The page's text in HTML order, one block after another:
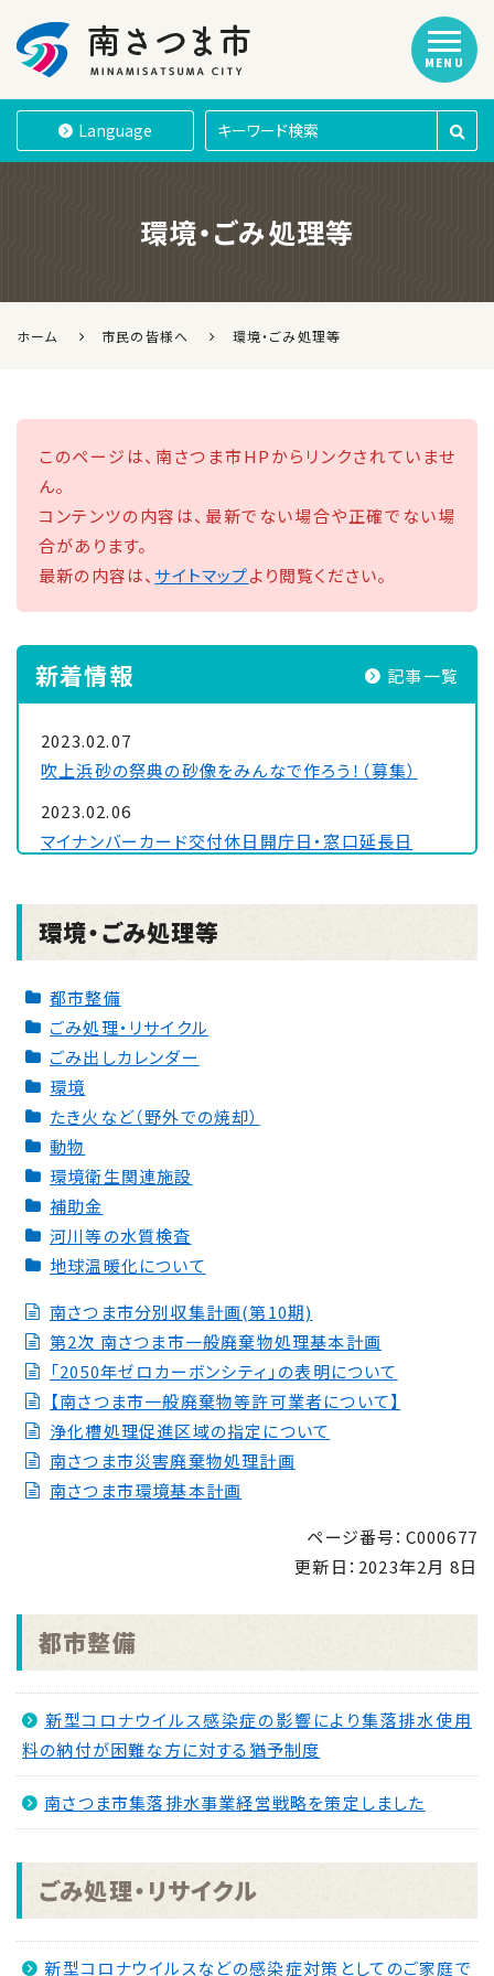
南さつま市
Language
MENU
環境・ごみ処理等
ホーム 市民の皆様へ 環境・ごみ処理等
このページは、南さつま市HPからリンクされていませ
ん。
コンテンツの内容は、最新でない場合や正確でない場
合があります。
最新の内容は、サイトマップより閲覧ください。
新着情報 記事一覧
2023.02.07
吹上浜砂の祭典の砂像をみんなで作ろう！（募集）
2023.02.06
マイナンバーカード交付休日開庁日・窓口延長日
在宅高齢者介護手当を支給します
2023.02.03
2023年 第11回南さつま海道鑑真の道歩き
2023.02.02
古枝公園便所の下水道接続工事のお知らせ
2023.02.02
初心者・高齢者のためのスマホ体験教室（募集終了）
2023.02.02
第70回鹿児島県下一周市郡対抗駅伝競走大会
2023.02.01
2月の休日当番医
2023.01.31
第７回南さつま市「日新公いろは歌」短歌大会作品集
環境・ごみ処理等
都市整備
ごみ処理・リサイクル
ごみ出しカレンダー
環境
たき火など（野外での焼却）
動物
環境衛生関連施設
補助金
河川等の水質検査
地球温暖化について
南さつま市分別収集計画(第10期)
第2次 南さつま市一般廃棄物処理基本計画
「2050年ゼロカーボンシティ」の表明について
【南さつま市一般廃棄物等許可業者について】
浄化槽処理促進区域の指定について
南さつま市災害廃棄物処理計画
南さつま市環境基本計画
ページ番号：C000677
更新日： 2023年2月 8日
都市整備
新型コロナウイルス感染症の影響により集落排水使用
料の納付が困難な方に対する猶予制度
南さつま市集落排水事業経営戦略を策定しました
ごみ処理・リサイクル
新型コロナウイルスなどの感染症対策としてのご家庭で